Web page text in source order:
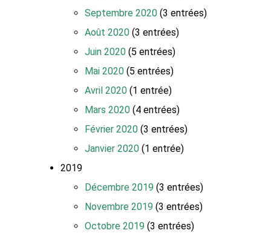
Septembre 2020 (3 entrées)
Août 2020 (3 entrées)
Juin 2020 (5 entrées)
Mai 2020 (5 entrées)
Avril 2020 (1 entrée)
Mars 2020 (4 entrées)
Février 2020 (3 entrées)
Janvier 2020 (1 entrée)
2019
Décembre 2019 (3 entrées)
Novembre 2019 (3 entrées)
Octobre 2019 (3 entrées)